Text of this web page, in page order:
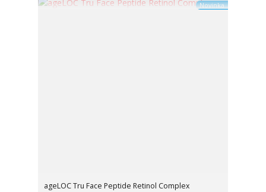
Novinka
ageLOC Tru Face Peptide Retinol Complex